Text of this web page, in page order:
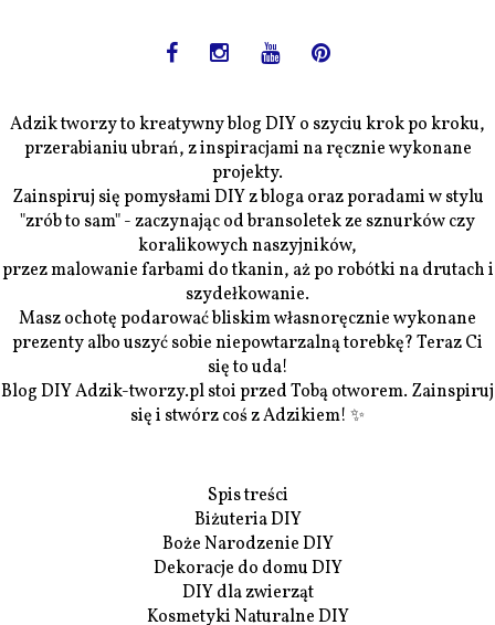
Adzik tworzy to kreatywny blog DIY o szyciu krok po kroku,
przerabianiu ubrań, z inspiracjami na ręcznie wykonane
projekty.
Zainspiruj się pomysłami DIY z bloga oraz poradami w stylu
"zrób to sam" - zaczynając od bransoletek ze sznurków czy
koralikowych naszyjników,
przez malowanie farbami do tkanin, aż po robótki na drutach i
szydełkowanie.
Masz ochotę podarować bliskim własnoręcznie wykonane
prezenty albo uszyć sobie niepowtarzalną torebkę? Teraz Ci
się to uda!
Blog DIY Adzik-tworzy.pl stoi przed Tobą otworem. Zainspiruj
się i stwórz coś z Adzikiem! ✨
Spis treści
Biżuteria DIY
Boże Narodzenie DIY
Dekoracje do domu DIY
DIY dla zwierząt
Kosmetyki Naturalne DIY